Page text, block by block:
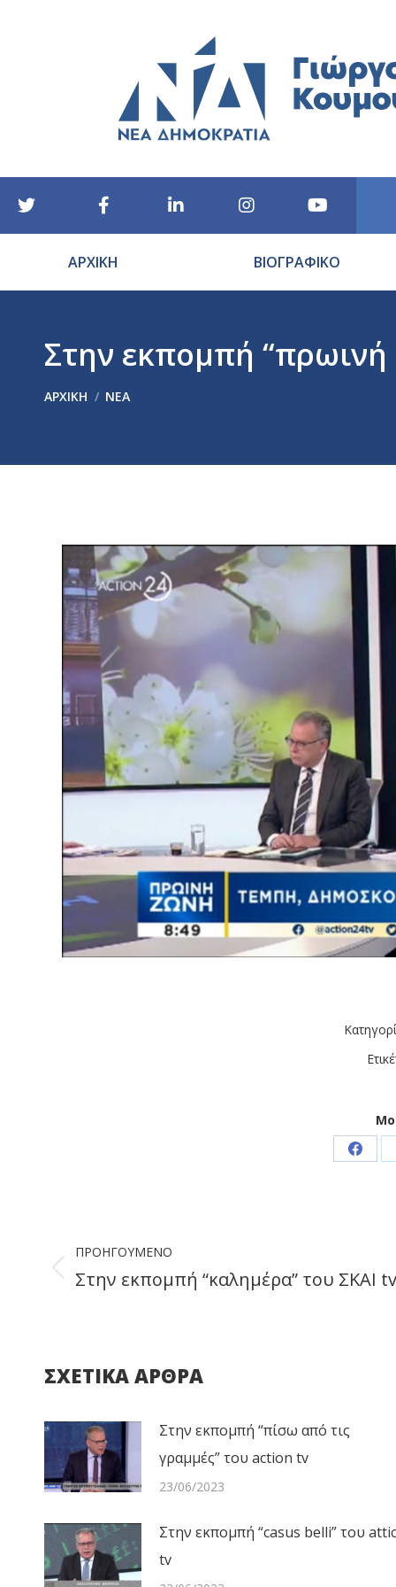
ΑΡΧΙΚΗ ΒΙΟΓΡΑΦΙΚΟ
Στην εκπομπή
ΑΡΧΙΚΉ ΝΕΑ
Share
navigation
ΠΡΟΗΓΟΎΜΕΝΟ
Previous
Στην εκπομπή “καλημέρα” του ΣΚΑΙ tv
ΣΧΕΤΙΚΑ ΑΡΘΡΑ
Στην εκπομπή “πίσω από τις
γραμμές” του action tv
23/06/2023
Στην εκπομπή “casus belli” του
tv